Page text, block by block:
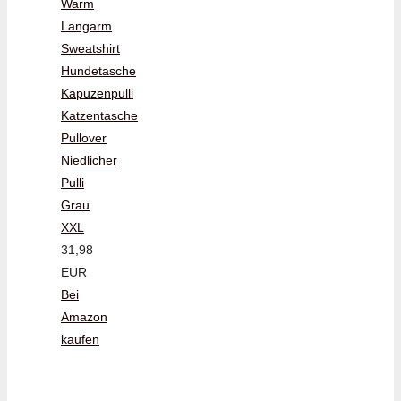
Warm
Langarm
Sweatshirt
Hundetasche
Kapuzenpulli
Katzentasche
Pullover
Niedlicher
Pulli
Grau
XXL
31,98
EUR
Bei
Amazon
kaufen